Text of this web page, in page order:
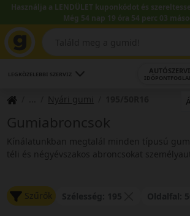
Használja a LENDÜLET kuponkódot és
Még 54 nap 19 óra 54 perc 03
LEGKÖZELEBBI SZERVIZ
Nyári gumi
Gumiabroncsok
Kínálatunkban megtalál minden típusú
téli és négyévszakos abroncsokat
haszongépjárművekhez egyaránt.
még sok más.
Az átlátható gumiabroncs kereső, vagy
kereső segítségével gyorsan megtalálhatja a
méretet, típust és árkategóriát.
A legtöbb gumiabroncs raktáron van – akár
Szűrők